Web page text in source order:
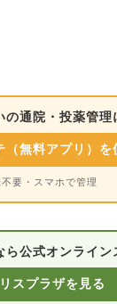
の通院・投薬管理
（無料アプリ）を
要・スマホで管理
ら公式オンライン
スプラザを見る